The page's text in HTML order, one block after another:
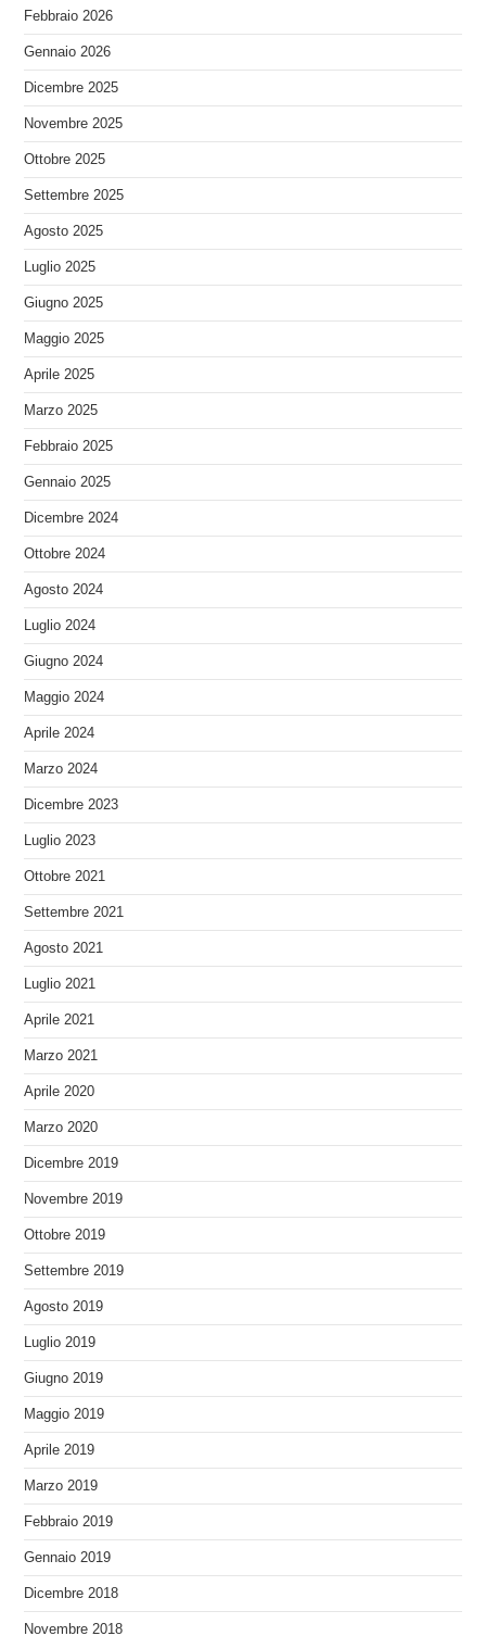
Febbraio 2026
Gennaio 2026
Dicembre 2025
Novembre 2025
Ottobre 2025
Settembre 2025
Agosto 2025
Luglio 2025
Giugno 2025
Maggio 2025
Aprile 2025
Marzo 2025
Febbraio 2025
Gennaio 2025
Dicembre 2024
Ottobre 2024
Agosto 2024
Luglio 2024
Giugno 2024
Maggio 2024
Aprile 2024
Marzo 2024
Dicembre 2023
Luglio 2023
Ottobre 2021
Settembre 2021
Agosto 2021
Luglio 2021
Aprile 2021
Marzo 2021
Aprile 2020
Marzo 2020
Dicembre 2019
Novembre 2019
Ottobre 2019
Settembre 2019
Agosto 2019
Luglio 2019
Giugno 2019
Maggio 2019
Aprile 2019
Marzo 2019
Febbraio 2019
Gennaio 2019
Dicembre 2018
Novembre 2018